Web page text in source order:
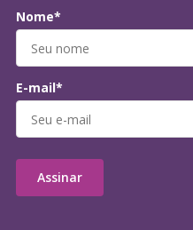
Nome*
E-mail*
Assinar